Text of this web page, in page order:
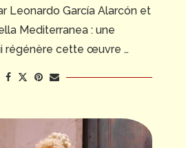
Leonardo García Alarcón et
Mediterranea : une
régénère cette œuvre …